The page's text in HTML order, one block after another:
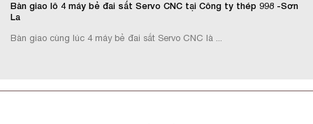
Bàn giao lô 4 máy bẻ đai sắt Servo CNC tại Công ty thép 998 -Sơn
La
Bàn giao cùng lúc 4 máy bẻ đai sắt Servo CNC là ...